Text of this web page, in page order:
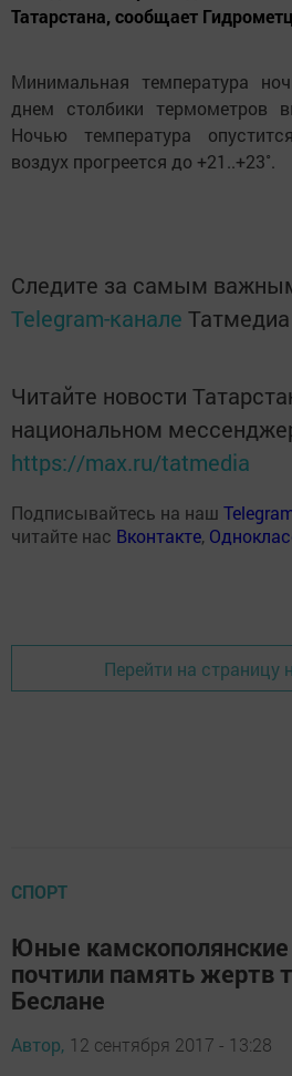
Татарстана, сообщает
Минимальная температура
днем столбики термометров
Ночью температура
воздух прогреется до +21..+23˚.
Следите за самым
Telegram-канале Татмедиа
Читайте новости
национальном
https://max.ru/tatmedia
Подписывайтесь на наш
читайте нас Вконтакте,
Перейти на страницу
СПОРТ
Юные
почтили память жертв
Беслане
Автор, 12 сентября 2017 - 13:28